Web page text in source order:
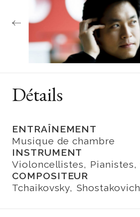
Détails
ENTRAÎNEMENT
Musique de chambre
INSTRUMENT
Violoncellistes
Pianistes
COMPOSITEUR
Tchaikovsky
Shostakovich